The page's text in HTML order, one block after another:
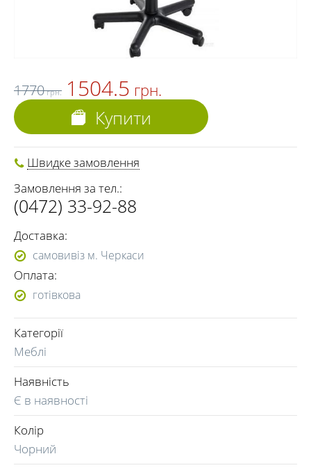
1770грн. 1504.5 грн.
Купити
Швидке замовлення
Замовлення за тел.:
(0472) 33-92-88
Доставка:
самовивіз м. Черкаси
Оплата:
готівкова
Категорії
Меблі
Наявність
Є в наявності
Колір
Чорний